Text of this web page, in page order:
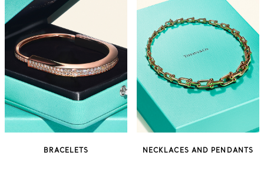
BRACELETS NECKLACES AND PENDANTS